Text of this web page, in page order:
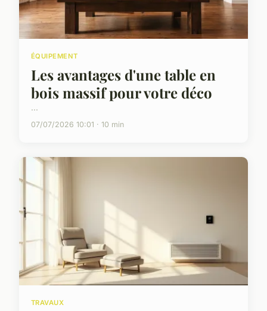
ÉQUIPEMENT
Les avantages d'une table en
bois massif pour votre déco
...
07/07/2026 10:01 · 10 min
TRAVAUX